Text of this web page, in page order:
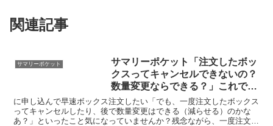
関連記事
サマリーポケット
サマリーポケット「注文したボッ
クスってキャンセルできないの？
数量変更ならできる？」これでボ
ックス注文は迷わない
に申し込んで早速ボックス注文したい「でも、一度注文したボックス
ってキャンセルしたり、後で数量変更はできる（減らせる）のかな
あ？」といったこと気になっていませんか？残念ながら、一度注文し